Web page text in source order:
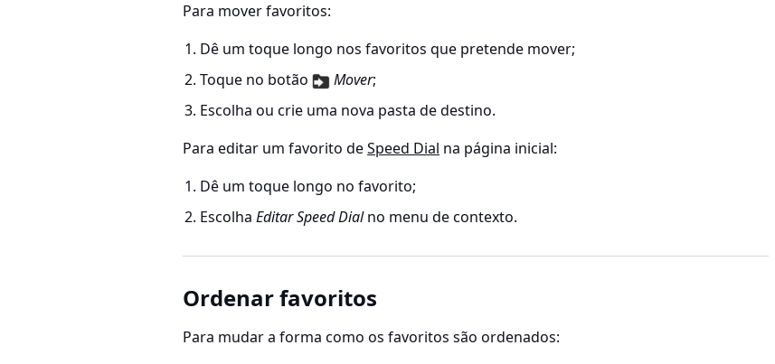
Para mover favoritos:
Dê um toque longo nos favoritos que pretende mover;
Toque no botão
Mover;
Escolha ou crie uma nova pasta de destino.
Para editar um favorito deSpeed Dial na página inicial:
Dê um toque longo no favorito;
EscolhaEditar Speed Dialno menu de contexto.
Ordenar favoritos
Para mudar a forma como os favoritos são ordenados: